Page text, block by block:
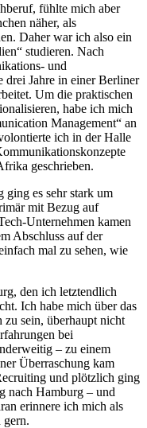
fühlte mich aber
näher, als
Daher war ich also ein
studieren. Nach
und
drei Jahre in einer Berliner
Um die praktischen
habe ich mich
Management“ an
ich in der Halle
geschrieben.
ging es sehr stark um
mit Bezug auf
Unternehmen kamen
Abschluss auf der
mal zu sehen, wie
den ich letztendlich
Ich habe mich über das
sein, überhaupt nicht
bei
– zu einem
Überraschung kam
und plötzlich ging
nach Hamburg – und
erinnere ich mich als
gern.